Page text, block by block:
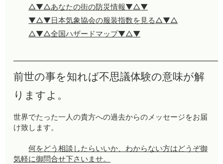
△▼△あなたの街の防災情報▼△▼
▼△▼日本気象協会の服装指数を見る△▼△
△▼△全国ハザードマップ▼△▼
前世の事を知れば不思議体験の意味が解
りますよ。
世界でたった一人の貴方への過去からのメッセージをお届
け致します。
何をどう相談したらいいか、わからない方はどうぞ御
気軽に御問合せ下さいませ。